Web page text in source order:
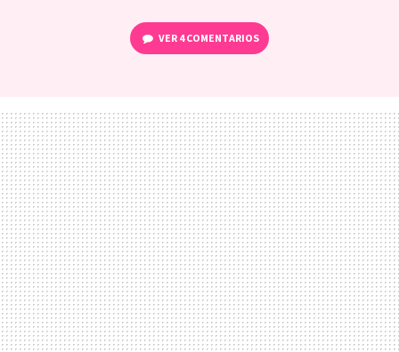
VER 4 COMENTARIOS